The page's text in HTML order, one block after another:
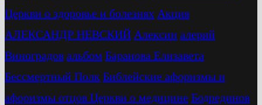
Церкви о здоровье и болезнях Акция
АЛЕКСАНДР НЕВСКИЙ Алексин алерий
Виноградов альбом Баранова Елизавета
Бессмертный Полк Библейские афоризмы и
афоризмы отцов Церкви о медицине Бодрединов